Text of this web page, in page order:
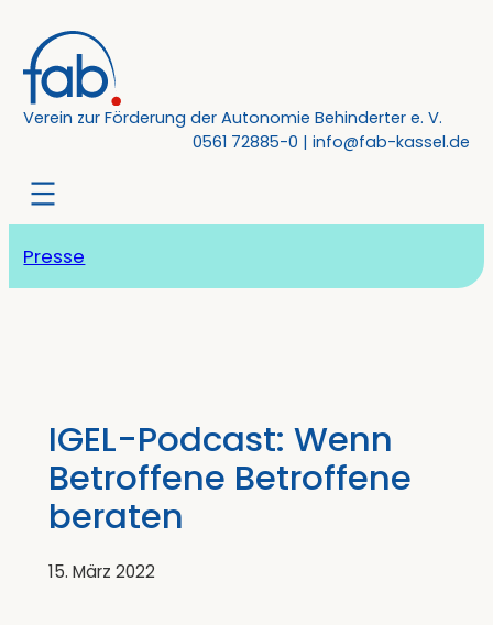
Inhalt
springen
Verein zur Förderung der Autonomie Behinderter e. V.
0561 72885-0 | info@fab-kassel.de
Presse
IGEL-Podcast: Wenn
Betroffene Betroffene
beraten
15. März 2022